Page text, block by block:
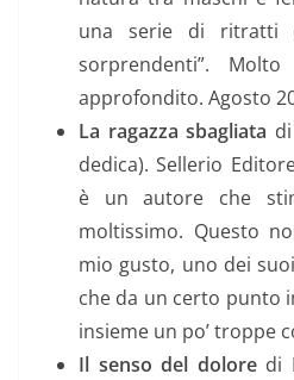
una serie di ritratti
sorprendenti”.
approfondito. Agosto
La ragazza sbagliata
dedica). Sellerio
è un autore che
moltissimo. Questo
mio gusto, uno dei
che da un certo punto
insieme un po’ troppe
Il senso del dolore di